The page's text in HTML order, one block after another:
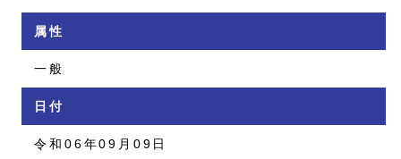
属性
一般
日付
令和06年09月09日